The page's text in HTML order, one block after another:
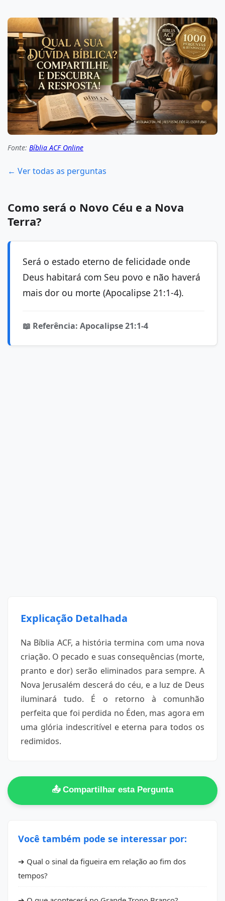
Fonte: Bíblia ACF Online
← Ver todas as perguntas
Como será o Novo Céu e a Nova
Terra?
Será o estado eterno de felicidade onde
Deus habitará com Seu povo e não haverá
mais dor ou morte (Apocalipse 21:1-4).
📖 Referência: Apocalipse 21:1-4
Explicação Detalhada
Na Bíblia ACF, a história termina com uma nova
criação. O pecado e suas consequências (morte,
pranto e dor) serão eliminados para sempre. A
Nova Jerusalém descerá do céu, e a luz de Deus
iluminará tudo. É o retorno à comunhão
perfeita que foi perdida no Éden, mas agora em
uma glória indescritível e eterna para todos os
redimidos.
📤 Compartilhar esta Pergunta
Você também pode se interessar por:
➔ Qual o sinal da figueira em relação ao fim dos
tempos?